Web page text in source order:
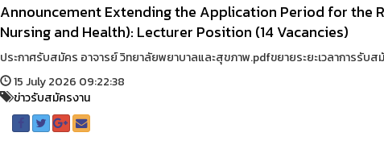
Announcement Extending the Application Period for
Nursing and Health): Lecturer Position (14 Vacancies)
ประกาศรับสมัคร อาจารย์ วิทยาลัยพยาบาลและสุขภาพ.pdfขยายระยะเวลาการรับ
15 July 2026 09:22:38
ข่าวรับสมัครงาน